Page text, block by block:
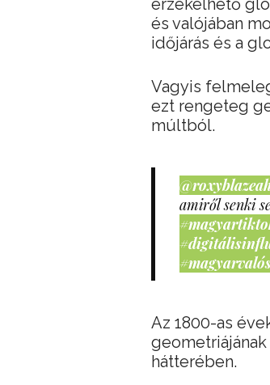
érzékelhető
és valójában
időjárás és a
Vagyis
ezt rengeteg
múltból.
amiről senki
Az 1800-as
hátterében.